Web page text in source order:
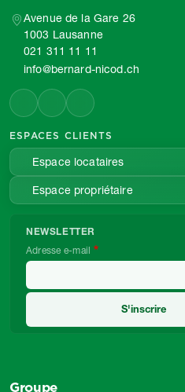
Avenue de la Gare 26
1003 Lausanne
021 311 11 11
info@bernard-nicod.ch
ESPACES CLIENTS
Espace locataires
Espace propriétaire
NEWSLETTER
Adresse e-mail
Groupe